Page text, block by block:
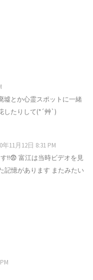
墟とか心霊スポットに一緒
したりして(*´艸`)
年11月12日 8:31 PM
!!😨 富江は当時ビデオを見
記憶があります またみたい